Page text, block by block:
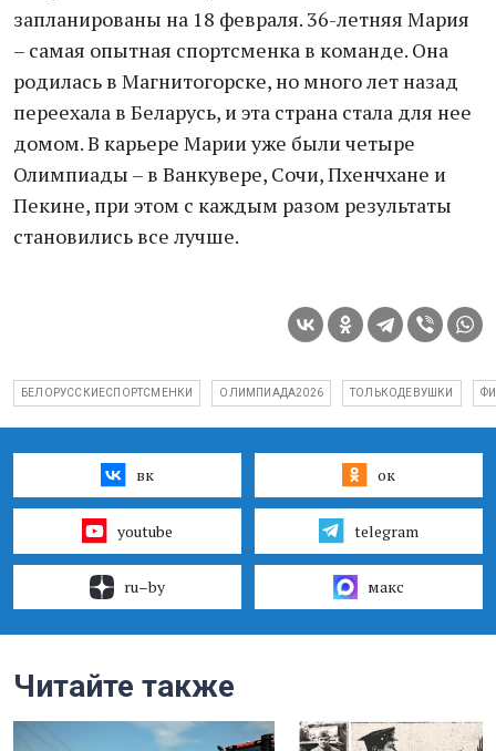
запланированы на 18 февраля. 36-летняя Мария
– самая опытная спортсменка в команде. Она
родилась в Магнитогорске, но много лет назад
переехала в Беларусь, и эта страна стала для нее
домом. В карьере Марии уже были четыре
Олимпиады – в Ванкувере, Сочи, Пхенчхане и
Пекине, при этом с каждым разом результаты
становились все лучше.
БЕЛОРУССКИЕСПОРТСМЕНКИ ОЛИМПИАДА2026 ТОЛЬКОДЕВУШКИ
вк ок
youtube telegram
ru–by макс
Читайте также